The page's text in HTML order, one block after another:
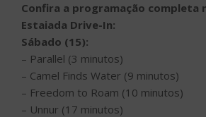
Confira a programação completa
Estaiada Drive-In:
Sábado (15):
– Parallel (3 minutos)
– Camel Finds Water (9 minutos)
– Freedom to Roam (10 minutos)
– Unnur (17 minutos)